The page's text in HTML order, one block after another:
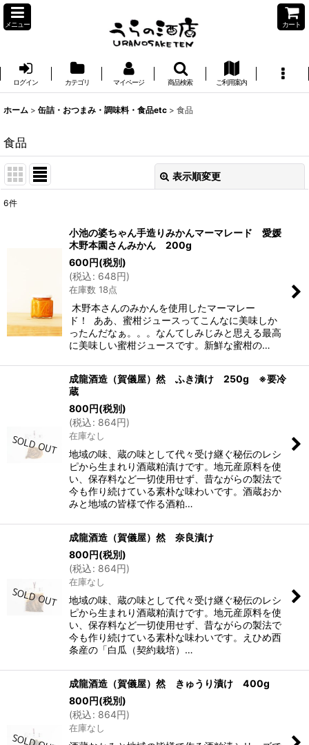
メニュー カート
ログイン カテゴリ マイページ 商品検索 ご利用案内
ホーム > 缶詰・おつまみ・調味料・食品etc > 食品
食品
表示順変更
6件
小池の婆ちゃん手造りみかんマーマレード 愛媛
木野本園さんみかん 200g
600円(税別)
(税込: 648円)
在庫数 18点
木野本さんのみかんを使用したマーマレー
ド！ ああ、蜜柑ジュースってこんなに美味しか
ったんだなぁ。。。なんてしみじみと思える最高
に美味しい蜜柑ジュースです。新鮮な蜜柑の…
成龍酒造（賀儀屋）然 ふき漬け 250g ※要冷
蔵
800円(税別)
(税込: 864円)
在庫なし
地域の味、蔵の味として代々受け継ぐ秘伝のレシ
ピから生まれり酒蔵粕漬けです。地元産原料を使
い、保存料など一切使用せず、昔ながらの製法で
今も作り続けている素朴な味わいです。酒蔵おか
みと地域の皆様で作る酒粕…
成龍酒造（賀儀屋）然 奈良漬け
800円(税別)
(税込: 864円)
在庫なし
地域の味、蔵の味として代々受け継ぐ秘伝のレシ
ピから生まれり酒蔵粕漬けです。地元産原料を使
い、保存料など一切使用せず、昔ながらの製法で
今も作り続けている素朴な味わいです。えひめ西
条産の「白瓜（契約栽培）…
成龍酒造（賀儀屋）然 きゅうり漬け 400g
800円(税別)
(税込: 864円)
在庫なし